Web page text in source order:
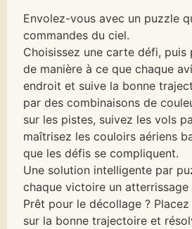
Envolez-vous avec un puzzle
commandes du ciel.
Choisissez une carte défi, puis
de manière à ce que chaque
endroit et suive la bonne
par des combinaisons de
sur les pistes, suivez les vols
maîtrisez les couloirs aériens
que les défis se compliquent.
Une solution intelligente par
chaque victoire un
Prêt pour le décollage ?
sur la bonne trajectoire et